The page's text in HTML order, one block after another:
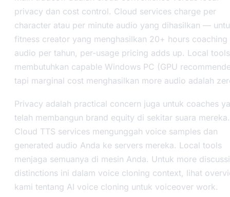
privacy dan cost control. Cloud services charge per
character atau per minute audio yang dihasilkan —
fitness creator yang menghasilkan 20+ hours coaching
audio per tahun, per-usage pricing adds up. Local tools
membutuhkan capable Windows PC (GPU
tapi marginal cost menghasilkan more audio adalah
Privacy adalah practical concern juga untuk coaches
telah membangun brand equity di sekitar suara mereka.
Cloud TTS services mengunggah voice samples dan
generated audio Anda ke servers mereka. Local tools
menjaga semuanya di mesin Anda. Untuk more
distinctions ini dalam voice cloning context, lihat
kami tentang AI voice cloning untuk voiceover work.